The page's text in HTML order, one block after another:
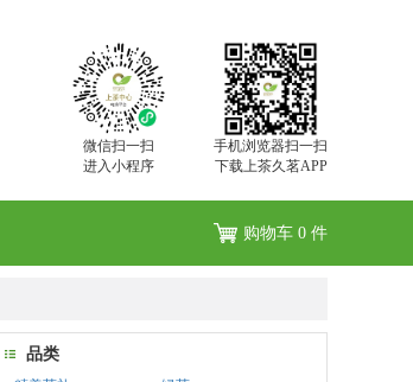
手机浏览器扫一扫
下载上茶久茗APP
微信扫一扫
进入小程序
购物车 0 件
品类